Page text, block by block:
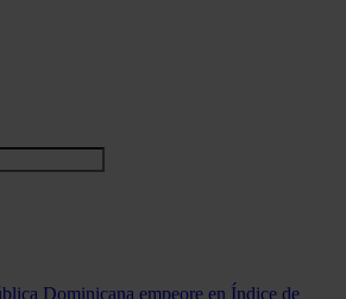
Dominicana empeore en Índice de